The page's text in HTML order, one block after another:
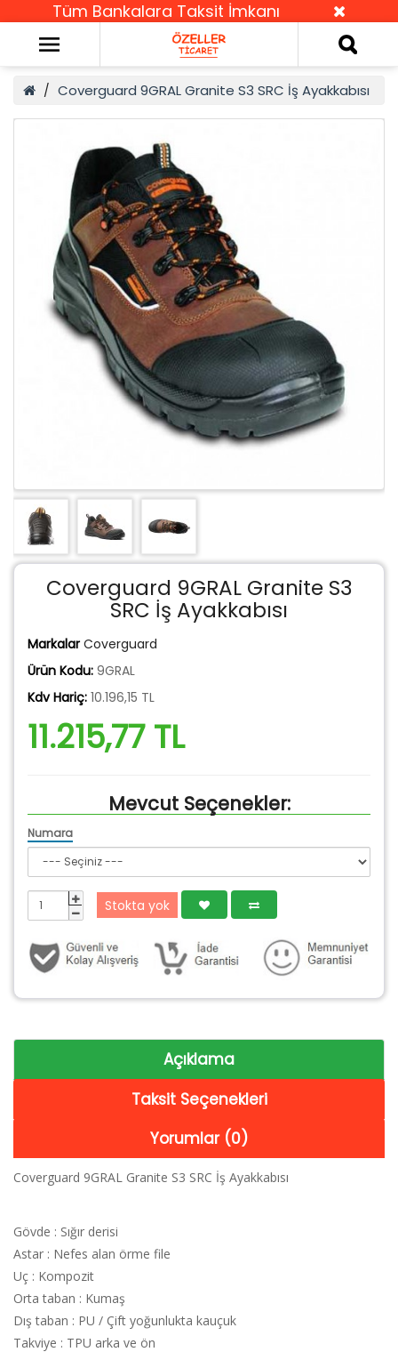
Tüm Bankalara Taksit İmkanı
Coverguard 9GRAL Granite S3 SRC İş Ayakkabısı
Coverguard 9GRAL Granite S3
SRC İş Ayakkabısı
Markalar Coverguard
Ürün Kodu: 9GRAL
Kdv Hariç: 10.196,15 TL
11.215,77 TL
Mevcut Seçenekler:
Numara
Stokta yok
Açıklama
Taksit Seçenekleri
Yorumlar (0)
Coverguard 9GRAL Granite S3 SRC İş Ayakkabısı
Gövde : Sığır derisi
Astar : Nefes alan örme file
Uç : Kompozit
Orta taban : Kumaş
Dış taban : PU / Çift yoğunlukta kauçuk
Takviye : TPU arka ve ön